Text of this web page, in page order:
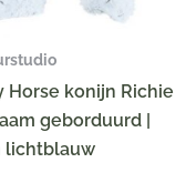
Horse konijn Richie
geborduurd |
lichtblauw